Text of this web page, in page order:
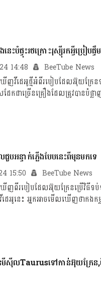
ះបំផ្ទុះរថក្រោះរុស្ស៊ីរកអ្វីប្រៀបផ្
14:48 BeeTube News
ងឃើញវីដេអូថ្មីអំពីរបៀបដែលអ៊ុយក្
ក​ជាច្រើន​គ្រឿង​ដែល​ត្រូវ​បាន​បំផ្ល
បអន្ទាក់ភ្លើងបែបនេះពីមុនមកទេ
15:50 BeeTube News
ងឃើញពីរបៀបដែលអ៊ុយក្រែនប្រើវិ
េអូ​នេះ អ្នក​អាច​មើលឃើញថា​កង​ក
ស៊ីលTaurusទៅកាន់អ៊ុយក្រែន,